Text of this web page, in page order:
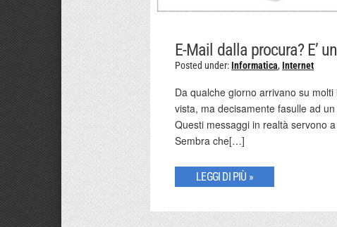
E-Mail dalla procura? E’
Posted under:Informatica,Internet
Da qualche giorno arrivano su
vista, ma decisamente fasulle ad
Questi messaggi in realtà servono
Sembra che[…]
LEGGI DI PIÙ »